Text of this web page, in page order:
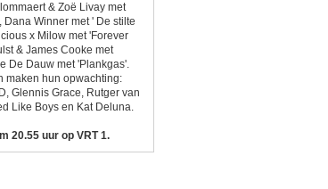
& Zoë Livay met
Dana Winner met ' De stilte
x Milow met 'Forever
& James Cooke met
De Dauw met 'Plankgas'.
maken hun opwachting:
Glennis Grace, Rutger van
Like Boys en Kat Deluna.
20.55 uur op VRT 1.